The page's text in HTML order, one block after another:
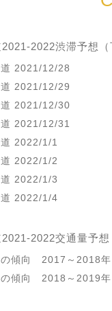
2021-2022渋滞予想
道 2021/12/28
道 2021/12/29
道 2021/12/30
道 2021/12/31
道 2022/1/1
道 2022/1/2
道 2022/1/3
道 2022/1/4
2021-2022交通量予
の傾向 2017～2018
の傾向 2018～2019